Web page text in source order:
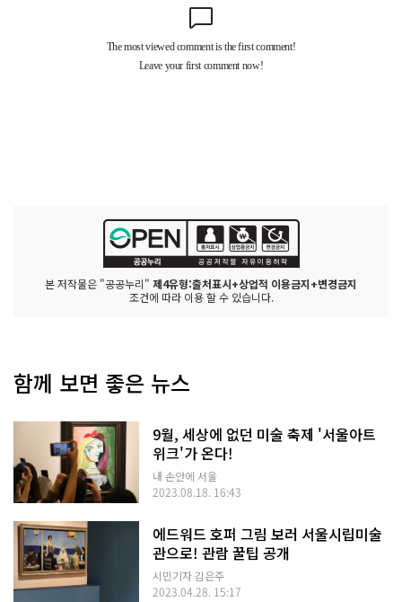
본 저작물은 "공공누리" 제4유형:출처표시+상업적 이용금지+변경금지
조건에 따라 이용 할 수 있습니다.
함께 보면 좋은 뉴스
9월, 세상에 없던 미술 축제 '서울아트
위크'가 온다!
내 손안에 서울
2023.08.18. 16:43
에드워드 호퍼 그림 보러 서울시립미술
관으로! 관람 꿀팁 공개
시민기자 김은주
2023.04.28. 15:17